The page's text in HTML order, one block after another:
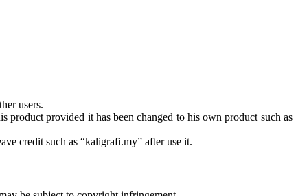
users.
product provided it has been changed to his own product such as
credit such as “kaligrafi.my” after use it.